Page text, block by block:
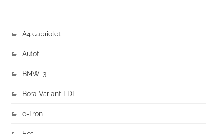
A4 cabriolet
Autot
BMW i3
Bora Variant TDI
e-Tron